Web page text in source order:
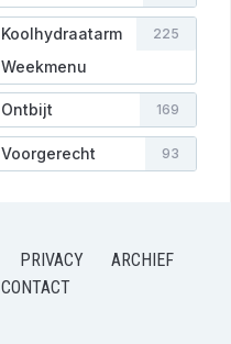
Koolhydraatarm
Weekmenu
225
Ontbijt 169
Voorgerecht 93
PRIVACY
ARCHIEF
CONTACT